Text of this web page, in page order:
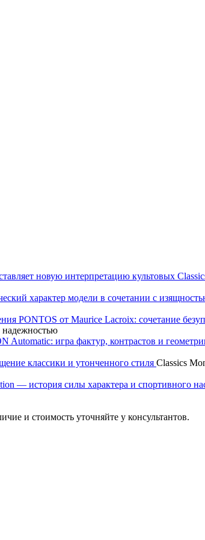
новую интерпретацию культовых
характер модели в сочетании с
PONTOS от Maurice Lacroix: сочетание
надежностью
Automatic: игра фактур, контрастов и
классики и утонченного стиля Classics
— история силы характера и спортивного
и стоимость уточняйте у консультантов.